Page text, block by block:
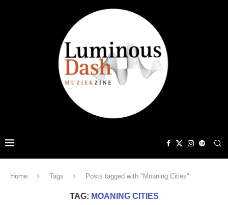
Home Tags Posts tagged with "Moaning Cities"
TAG: MOANING CITIES